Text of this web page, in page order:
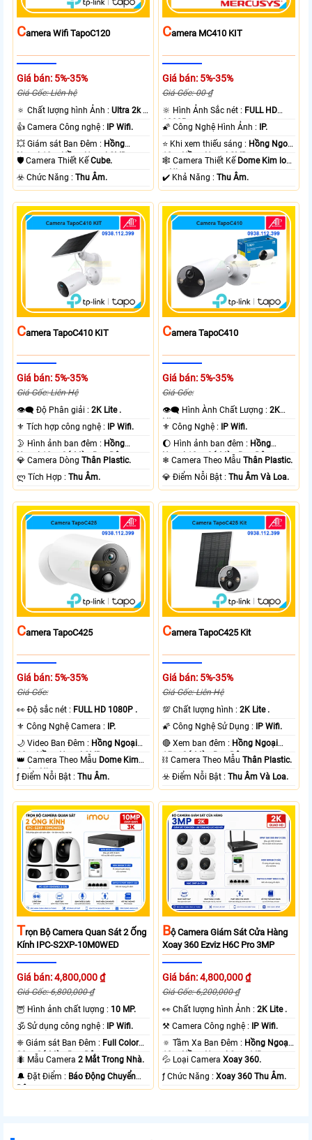
CAmera Wifi TapoC120
Giá bán: 5%-35%
Giá Gốc: Liên hệ
🔅 Chất lượng hình Ảnh :Ultra 2k +
.
👍 Camera Công nghệ :
IP Wifi.
💥 Giám sát Ban Đêm : Hồng
Ngoại 10m Hồng Ngoại SMD.
🛡 Camera Thiết KếCube.
️☣️ Chức Năng :Thu Âm.
CAmera MC410 KIT
Giá bán: 5%-35%
Giá Gốc: 00 ₫
🔆 Hình Ảnh Sắc nét : FULL HD
1080P .
🌠 Công Nghệ Hình Ảnh :
IP.
⭐ Khi xem thiếu sáng : Hồng Ngoại
10m Hồng Ngoại SMD.
🕸️ Camera Thiết Kế Dome Kim loại
+ Nhựa.
️✔️ Khả Năng :Thu Âm.
CAmera TapoC410 KIT
Giá bán: 5%-35%
Giá Gốc: Liên Hệ
👁️‍🗨 Độ Phân giải :2K Lite .
⚜️ Tích hợp công nghệ : IP Wifi.
🌛 Hình ảnh ban đêm : Hồng
Ngoại 10m Có Màu Ban Ðêm.
💎 Camera DòngThân Plastic.
️ლ Tích Hợp :Thu Âm.
CAmera TapoC410
Giá bán: 5%-35%
Giá Gốc:
👁️‍🗨 Hình Ành Chất Lượng :2K
Lite .
⚜️ Công Nghệ : IP Wifi.
🌔 Hình ảnh ban đêm : Hồng
Ngoại 10m Có Màu Ban Ðêm.
❄ Camera Theo MẫuThân Plastic.
️💎 Điểm Nỗi Bật :Thu Âm Và Loa.
CAmera TapoC425
Giá bán: 5%-35%
Giá Gốc:
️👀 Độ sắc nét : FULL HD 1080P .
⚜️ Công Nghệ Camera : IP.
🌙 Video Ban Đêm : Hồng Ngoại
10m Hồng Ngoại SMD.
👑 Camera Theo Mẫu Dome Kim
loại + Nhựa.
️ƒ Điểm Nỗi Bật :Thu Âm.
CAmera TapoC425 Kit
Giá bán: 5%-35%
Giá Gốc: Liên Hệ
💯 Chất lượng hình :2K Lite .
🌠 Công Nghệ Sử Dụng : IP Wifi.
🔴 Xem ban đêm : Hồng Ngoại
15m Có Màu Ban Ðêm.
⛓ Camera Theo MẫuThân Plastic.
️☣️ Điểm Nỗi Bật :Thu Âm Và Loa.
TRọn Bộ Camera Quan Sát 2 Ống
Kính IPC-S2XP-10M0WED
Giá bán: 4,800,000 ₫
Giá Gốc: 6,800,000 ₫
🦉 Hình ảnh chất lượng : 10 MP.
🕉️ Sử dụng công nghệ : IP Wifi.
❈ Giám sát Ban Đêm : Full Color
20m Có Màu Ban Ðêm.
🐜 Mẫu Camera2 Mắt Trong Nhà.
️🔔 Đặt Điểm : Báo Động Chuyển
Động.
BỘ Camera Giám Sát Cửa Hàng
Xoay 360 Ezviz H6C Pro 3MP
Giá bán: 4,800,000 ₫
Giá Gốc: 6,200,000 ₫
️👀 Chất lượng hình Ảnh :2K Lite .
⚒ Camera Công nghệ : IP Wifi.
🔅 Tầm Xa Ban Đêm : Hồng Ngoại
10m Hồng Ngoại Smart IR.
💦 Loại CameraXoay 360.
️ƒ Chức Năng :Xoay 360 Thu Âm.